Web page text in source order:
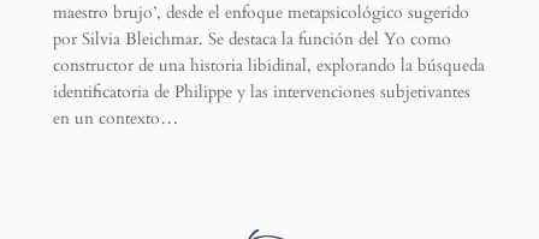
maestro brujo’, desde el enfoque metapsicológico sugerido
por Silvia Bleichmar. Se destaca la función del Yo como
constructor de una historia libidinal, explorando la búsqueda
identificatoria de Philippe y las intervenciones subjetivantes
en un contexto…